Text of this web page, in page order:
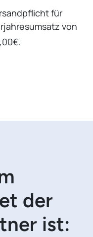
für
von
der
ist: